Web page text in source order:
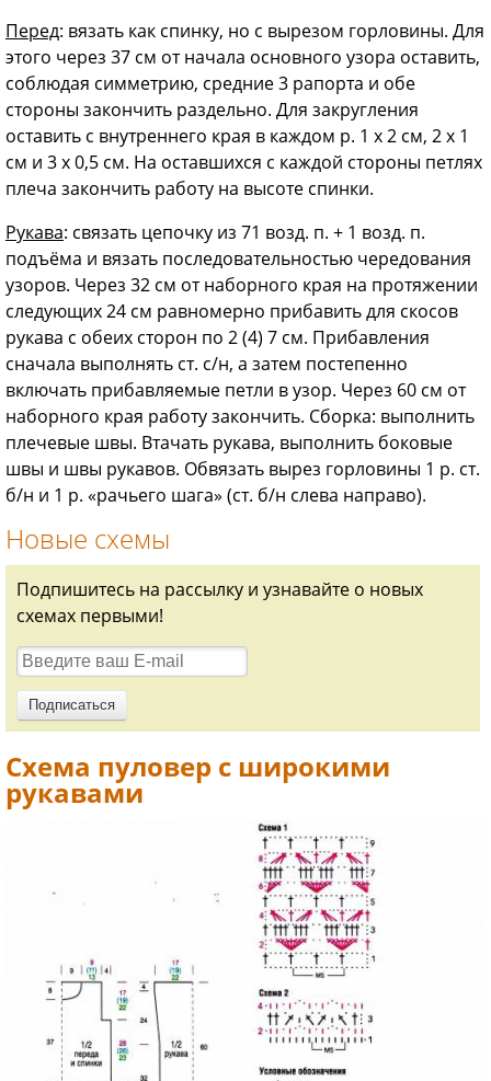
Перед: вязать как спинку, но с вырезом горловины. Для
этого через 37 см от начала основного узора оставить,
соблюдая симметрию, средние 3 рапорта и обе
стороны закончить раздельно. Для закругления
оставить с внутреннего края в каждом р. 1 х 2 см, 2 х 1
см и 3 х 0,5 см. На оставшихся с каждой стороны петлях
плеча закончить работу на высоте спинки.
Рукава: связать цепочку из 71 возд. п. + 1 возд. п.
подъёма и вязать последовательностью чередования
узоров. Через 32 см от наборного края на протяжении
следующих 24 см равномерно прибавить для скосов
рукава с обеих сторон по 2 (4) 7 см. Прибавления
сначала выполнять ст. с/н, а затем постепенно
включать прибавляемые петли в узор. Через 60 см от
наборного края работу закончить. Сборка: выполнить
плечевые швы. Втачать рукава, выполнить боковые
швы и швы рукавов. Обвязать вырез горловины 1 р. ст.
б/н и 1 р. «рачьего шага» (ст. б/н слева направо).
Новые схемы
Подпишитесь на рассылку и узнавайте о новых
схемах первыми!
Схема пуловер с широкими
рукавами